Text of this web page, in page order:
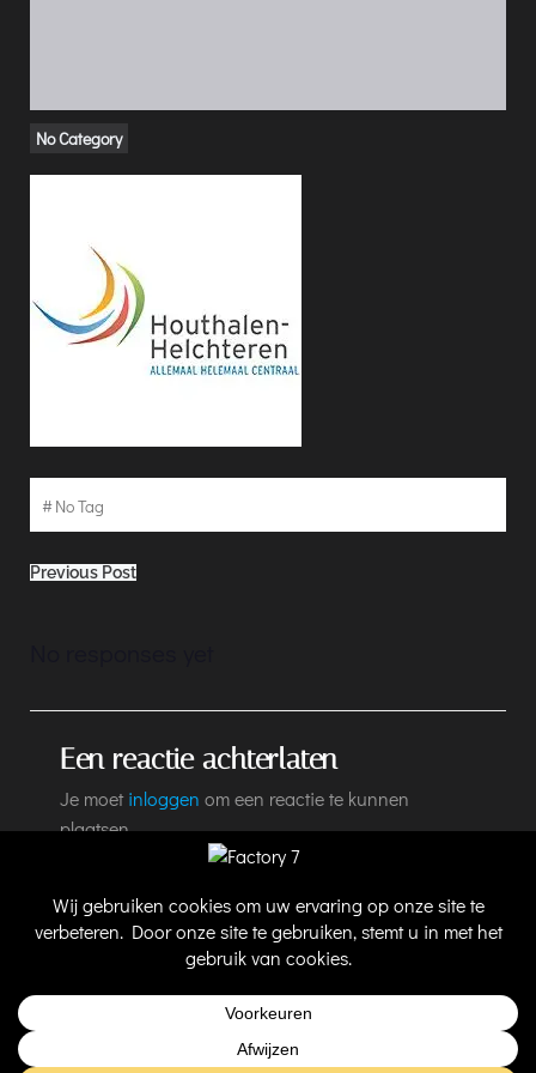
No Category
#No Tag
Post
Previous Post
Een reactie achterlaten
Je moetinloggen om een reactie te kunnen
plaatsen.
Privacybeleid